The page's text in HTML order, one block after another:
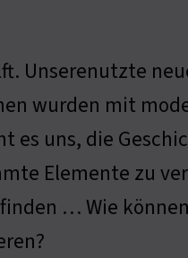
Unserenutzte
wurden mit
es uns, die
Elemente zu
… Wie